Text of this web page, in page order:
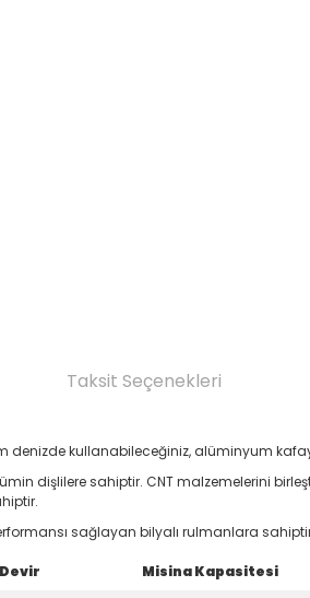
Taksit Seçenekleri
denizde kullanabileceğiniz, alüminyum
dişlilere sahiptir. CNT malzemelerini
sağlayan bilyalı rulmanlara
Devir Misina Kapasitesi